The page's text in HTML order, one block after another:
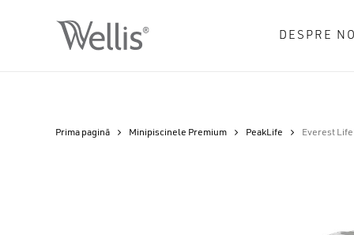
DESPRE NOI
Prima pagină Minipiscinele Premium PeakLife Everest